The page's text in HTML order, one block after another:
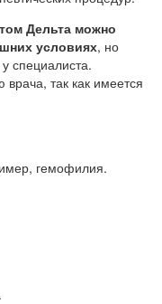
Дельта можно
условиях, но
специалиста.
так как имеется
гемофилия.